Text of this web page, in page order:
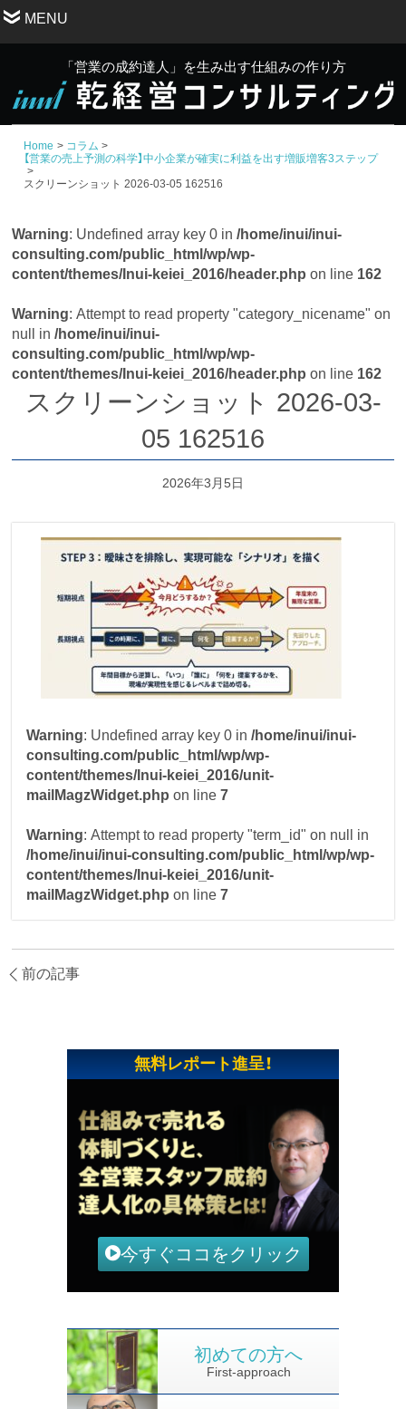
MENU
「営業の成約達人」を生み出す仕組みの作り方
Home
コラム
【営業の売上予測の科学】中小企業が確実に利益を出す増販増客3ステップ
スクリーンショット 2026-03-05 162516
Warning : Undefined array key 0 in/home/inui/inui-
consulting.com/public_html/wp/wp-
content/themes/Inui-keiei_2016/header.php on line 162
Warning: Attempt to read property "category_nicename" on
null in/home/inui/inui-
consulting.com/public_html/wp/wp-
content/themes/Inui-keiei_2016/header.php on line 162
スクリーンショット 2026-03-
05 162516
2026年3月5日
Warning : Undefined array key 0 in/home/inui/inui-
consulting.com/public_html/wp/wp-
content/themes/Inui-keiei_2016/unit-
mailMagzWidget.php on line7
Warning : Attempt to read property "term_id" on null in
/home/inui/inui-consulting.com/public_html/wp/wp-
content/themes/Inui-keiei_2016/unit-
mailMagzWidget.php on line7
前の記事
無料レポート進呈！
今すぐココをクリック
First-approach
初めての方へ